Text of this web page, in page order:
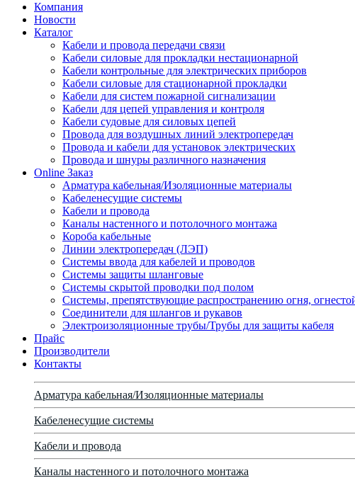
Компания
Новости
Каталог
Кабели и провода передачи связи
Кабели силовые для прокладки нестационарной
Кабели контрольные для электрических приборов
Кабели силовые для стационарной прокладки
Кабели для систем пожарной сигнализации
Кабели для цепей управления и контроля
Кабели судовые для силовых цепей
Провода для воздушных линий электропередач
Провода и кабели для установок электрических
Провода и шнуры различного назначения
Online Заказ
Арматура кабельная/Изоляционные материалы
Кабеленесущие системы
Кабели и провода
Каналы настенного и потолочного монтажа
Короба кабельные
Линии электропередач (ЛЭП)
Системы ввода для кабелей и проводов
Системы защиты шланговые
Системы скрытой проводки под полом
Системы, препятствующие распространению огня,
Соединители для шлангов и рукавов
Электроизоляционные трубы/Трубы для защиты кабеля
Прайс
Производители
Контакты
Арматура кабельная/Изоляционные материалы
Кабеленесущие системы
Кабели и провода
Каналы настенного и потолочного монтажа